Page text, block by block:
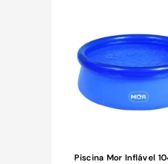
COMPRAR
Piscina Mor Inflável